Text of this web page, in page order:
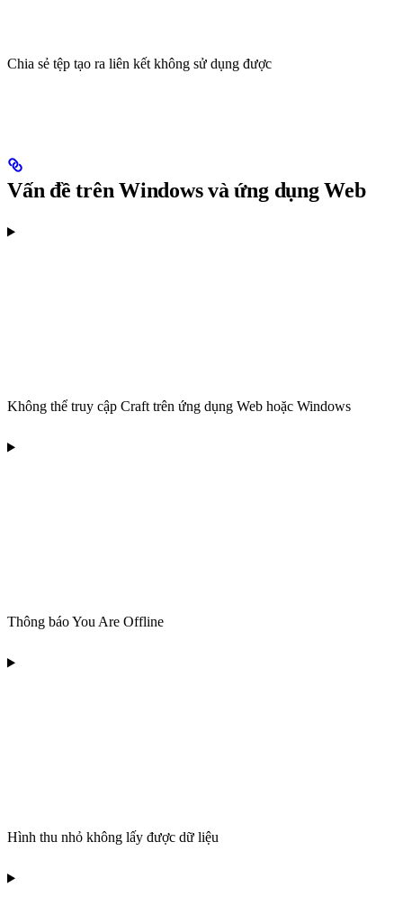
Chia sẻ tệp tạo ra liên kết không sử dụng được
Vấn đề trên Windows và ứng dụng Web
Không thể truy cập Craft trên ứng dụng Web hoặc Windows
Thông báo You Are Offline
Hình thu nhỏ không lấy được dữ liệu